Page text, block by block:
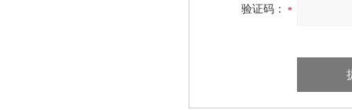
验证码：